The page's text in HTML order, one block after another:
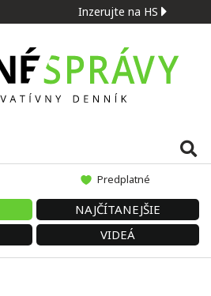
Inzerujte na HS
Predplatné
NAJČÍTANEJŠIE
VIDEÁ